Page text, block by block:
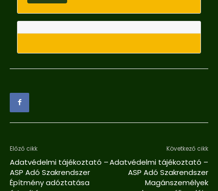
Előző cikk
Adatvédelmi tájékoztató –
ASP Adó Szakrendszer
Építmény adóztatása
Következő cikk
Adatvédelmi tájékoztató –
ASP Adó Szakrendszer
Magánszemélyek